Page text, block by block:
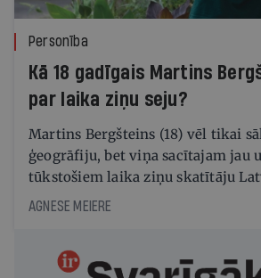
Personība
Kā 18 gadīgais Martins
par laika ziņu seju?
Martins Bergšteins (18) vēl tikai
ģeogrāfiju, bet viņa sacītajam jau
tūkstošiem laika ziņu skatītāju
minūtēm televīzijas ēterā ir 11
nevienam nav vajadzīgi
AGNESE MEIERE